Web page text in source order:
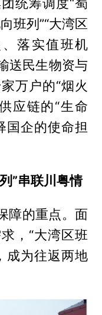
班列”“大湾区
落实值班机
送民生物资与
万户的“烟火
应链的“生命
国企的使命担
”串联川粤情
障的重点。面
，“大湾区班
成为往返两地